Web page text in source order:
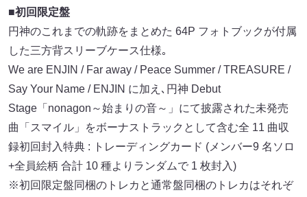
■初回限定盤
円神のこれまでの軌跡をまとめた 64P フォトブックが付属
した三方背スリーブケース仕様｡
We are ENJIN / Far away / Peace Summer / TREASURE /
Say Your Name / ENJIN に加え､円神 Debut
Stage「nonagon～始まりの音～」にて披露された未発売
曲「スマイル」をボーナストラックとして含む全 11 曲収
録初回封入特典 : トレーディングカード (メンバー9 名ソロ
+全員絵柄 合計 10 種よりランダムで 1 枚封入)
※初回限定盤同梱のトレカと通常盤同梱のトレカはそれぞ